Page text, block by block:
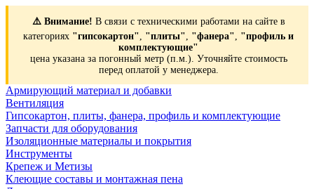
⚠️ Внимание! В связи с техническими работами на сайте в
категориях "гипсокартон", "плиты", "фанера", "профиль и
комплектующие"
цена указана за погонный метр (п.м.). Уточняйте стоимость
перед оплатой у менеджера.
Армирующий материал и добавки
Вентиляция
Гипсокартон, плиты, фанера, профиль и комплектующие
Запчасти для оборудования
Изоляционные материалы и покрытия
Инструменты
Крепеж и Метизы
Клеющие составы и монтажная пена